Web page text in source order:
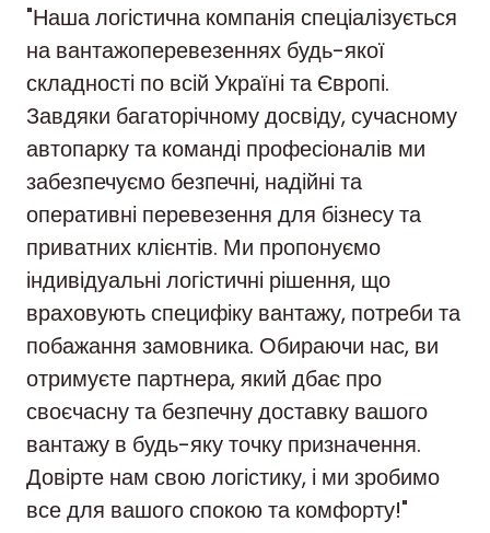
"Наша логістична компанія спеціалізується
на вантажоперевезеннях будь-якої
складності по всій Україні та Європі.
Завдяки багаторічному досвіду, сучасному
автопарку та команді професіоналів ми
забезпечуємо безпечні, надійні та
оперативні перевезення для бізнесу та
приватних клієнтів. Ми пропонуємо
індивідуальні логістичні рішення, що
враховують специфіку вантажу, потреби та
побажання замовника. Обираючи нас, ви
отримуєте партнера, який дбає про
своєчасну та безпечну доставку вашого
вантажу в будь-яку точку призначення.
Довірте нам свою логістику, і ми зробимо
все для вашого спокою та комфорту!"